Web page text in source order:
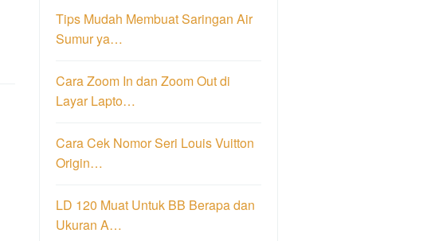
Tips Mudah Membuat Saringan Air
Sumur ya…
Cara Zoom In dan Zoom Out di
Layar Lapto…
Cara Cek Nomor Seri Louis Vuitton
Origin…
LD 120 Muat Untuk BB Berapa dan
Ukuran A…